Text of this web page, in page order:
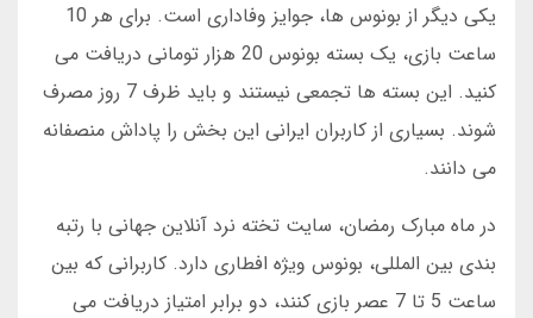
یکی دیگر از بونوس ها، جوایز وفاداری است. برای هر 10
ساعت بازی، یک بسته بونوس 20 هزار تومانی دریافت می
کنید. این بسته ها تجمعی نیستند و باید ظرف 7 روز مصرف
شوند. بسیاری از کاربران ایرانی این بخش را پاداش منصفانه
می دانند.
در ماه مبارک رمضان، سایت تخته نرد آنلاین جهانی با رتبه
بندی بین المللی، بونوس ویژه افطاری دارد. کاربرانی که بین
ساعت 5 تا 7 عصر بازی کنند، دو برابر امتیاز دریافت می